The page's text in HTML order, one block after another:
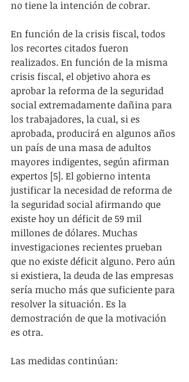
no tiene la intención de cobrar.
En función de la crisis fiscal, todos
los recortes citados fueron
realizados. En función de la misma
crisis fiscal, el objetivo ahora es
aprobar la reforma de la seguridad
social extremadamente dañina para
los trabajadores, la cual, si es
aprobada, producirá en algunos años
un país de una masa de adultos
mayores indigentes, según afirman
expertos [5]. El gobierno intenta
justificar la necesidad de reforma de
la seguridad social afirmando que
existe hoy un déficit de 59 mil
millones de dólares. Muchas
investigaciones recientes prueban
que no existe déficit alguno. Pero aún
si existiera, la deuda de las empresas
sería mucho más que suficiente para
resolver la situación. Es la
demostración de que la motivación
es otra.
Las medidas continúan: